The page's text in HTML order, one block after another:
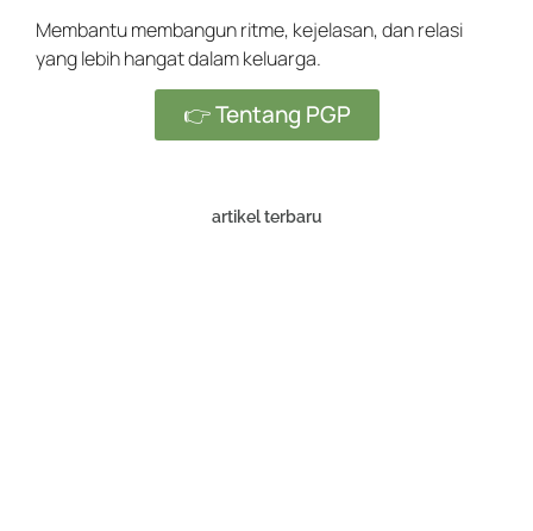
Membantu membangun ritme, kejelasan, dan relasi
yang lebih hangat dalam keluarga.
👉 Tentang PGP
artikel terbaru